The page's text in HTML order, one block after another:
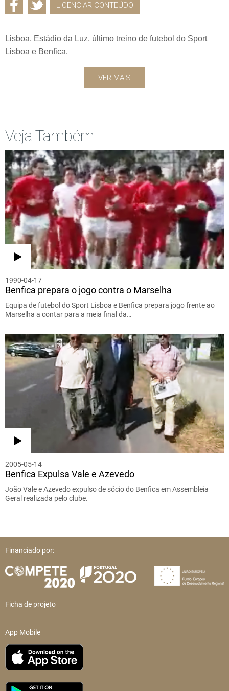
LICENCIAR CONTEÚDO
Lisboa, Estádio da Luz, último treino de futebol do Sport
Lisboa e Benfica.
VER MAIS
Veja Também
1990-04-17
Benfica prepara o jogo contra o Marselha
Equipa de futebol do Sport Lisboa e Benfica prepara jogo frente ao
Marselha a contar para a meia final da…
2005-05-14
Benfica Expulsa Vale e Azevedo
João Vale e Azevedo expulso de sócio do Benfica em Assembleia
Geral realizada pelo clube.
Financiado por:
Ficha de projeto
App Mobile